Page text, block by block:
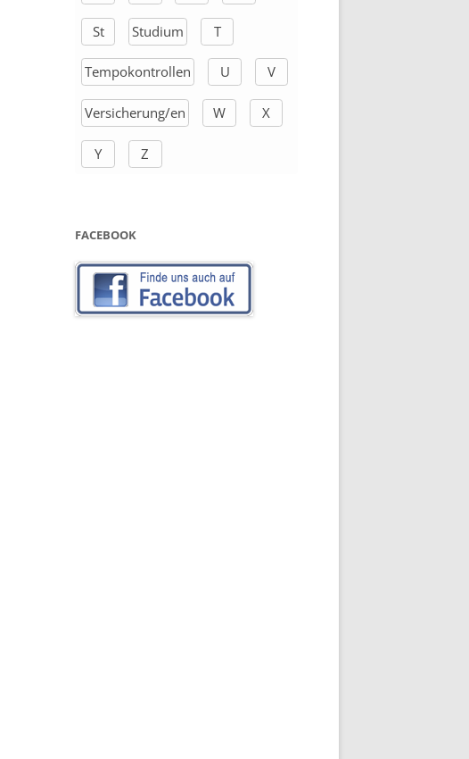
St Studium T
Tempokontrollen U V
Versicherung/en W X
Y Z
FACEBOOK